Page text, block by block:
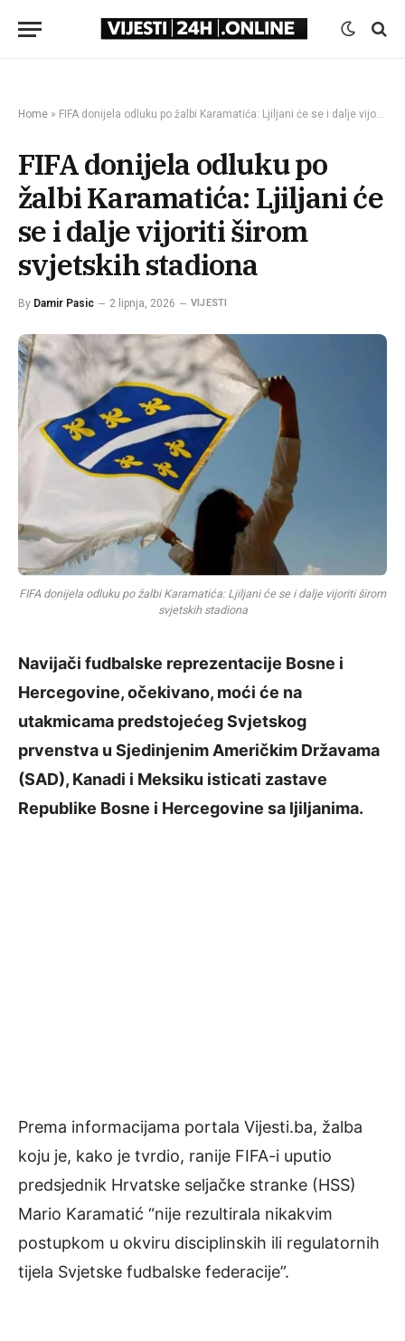
Home » FIFA donijela odluku po žalbi Karamatića: Ljiljani će se i dalje vijoriti širom svjetskih stadiona
FIFA donijela odluku po
žalbi Karamatića: Ljiljani će
se i dalje vijoriti širom
svjetskih stadiona
By Damir Pasic 2 lipnja, 2026 VIJESTI
FIFA donijela odluku po žalbi Karamatića: Ljiljani će se i dalje vijoriti širom
svjetskih stadiona
Navijači fudbalske reprezentacije Bosne i
Hercegovine, očekivano, moći će na
utakmicama predstojećeg Svjetskog
prvenstva u Sjedinjenim Američkim Državama
(SAD), Kanadi i Meksiku isticati zastave
Republike Bosne i Hercegovine sa ljiljanima.
Prema informacijama portala Vijesti.ba, žalba
koju je, kako je tvrdio, ranije FIFA-i uputio
predsjednik Hrvatske seljačke stranke (HSS)
Mario Karamatić “nije rezultirala nikakvim
postupkom u okviru disciplinskih ili regulatornih
tijela Svjetske fudbalske federacije”.